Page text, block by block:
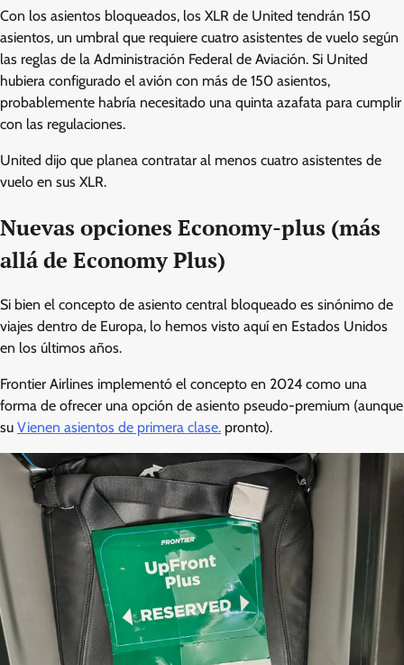
Con los asientos bloqueados, los XLR de United tendrán 150
asientos, un umbral que requiere cuatro asistentes de vuelo según
las reglas de la Administración Federal de Aviación. Si United
hubiera configurado el avión con más de 150 asientos,
probablemente habría necesitado una quinta azafata para cumplir
con las regulaciones.
United dijo que planea contratar al menos cuatro asistentes de
vuelo en sus XLR.
Nuevas opciones Economy-plus (más
allá de Economy Plus)
Si bien el concepto de asiento central bloqueado es sinónimo de
viajes dentro de Europa, lo hemos visto aquí en Estados Unidos
en los últimos años.
Frontier Airlines implementó el concepto en 2024 como una
forma de ofrecer una opción de asiento pseudo-premium (aunque
su Vienen asientos de primera clase. pronto).